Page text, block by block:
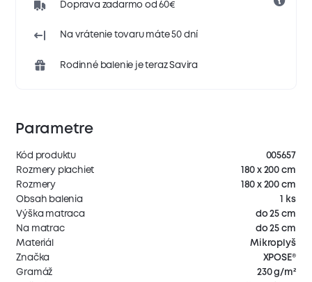
Doprava zadarmo od 60€
Na vrátenie tovaru máte 50 dní
Rodinné balenie je teraz Savira
Parametre
Kód produktu
005657
Rozmery plachiet
180 x 200 cm
Rozmery
180 x 200 cm
Obsah balenia
1 ks
Výška matraca
do 25 cm
Na matrac
do 25 cm
Materiál
Mikroplyš
Značka
XPOSE®
Gramáž
230 g/m²